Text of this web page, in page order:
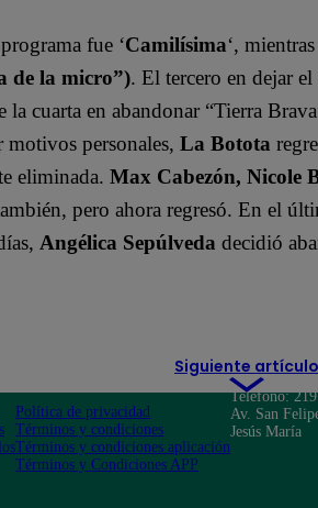
fue ‘Camilísima‘,
de la micro”). El tercero en dejar
la cuarta en abandonar “Tierra
motivos personales, La Botota
eliminada. Max Cabezón, Nicole
pero ahora regresó. En el
Angélica Sepúlveda decidió
Siguiente artículo
Política de privacidad
Términos y condiciones
Términos y condiciones aplicación
Términos y Condiciones APP
Teléfono:
Av. San
Jesús María